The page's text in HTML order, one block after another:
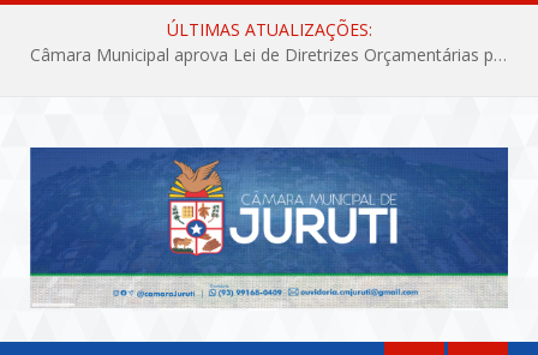
ÚLTIMAS ATUALIZAÇÕES:
Câmara Municipal aprova Lei de Diretrizes Orçamentárias para o exercício financeiro de 2027